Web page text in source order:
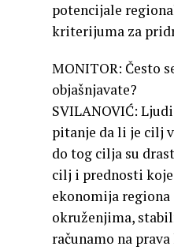
potencijale
kriterijuma za
MONITOR: Često
objašnjavate?
SVILANOVIĆ:
pitanje da li je cilj
do tog cilja su
cilj i prednosti
ekonomija regiona
okruženjima,
računamo na